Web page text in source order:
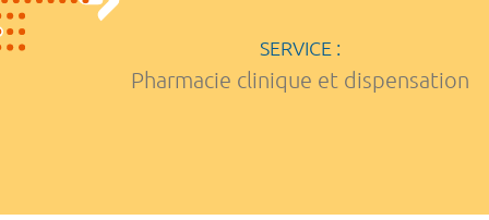
SERVICE :
Pharmacie clinique et dispensation